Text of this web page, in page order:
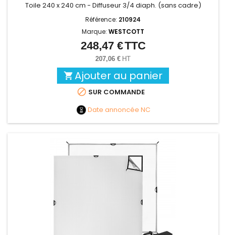
Toile 240 x 240 cm - Diffuseur 3/4 diaph. (sans cadre)
Référence: 210924
Marque: WESTCOTT
Prix
248,47 €TTC
207,06 € HT
 Ajouter au panier
 SUR COMMANDE
Date annoncée NC